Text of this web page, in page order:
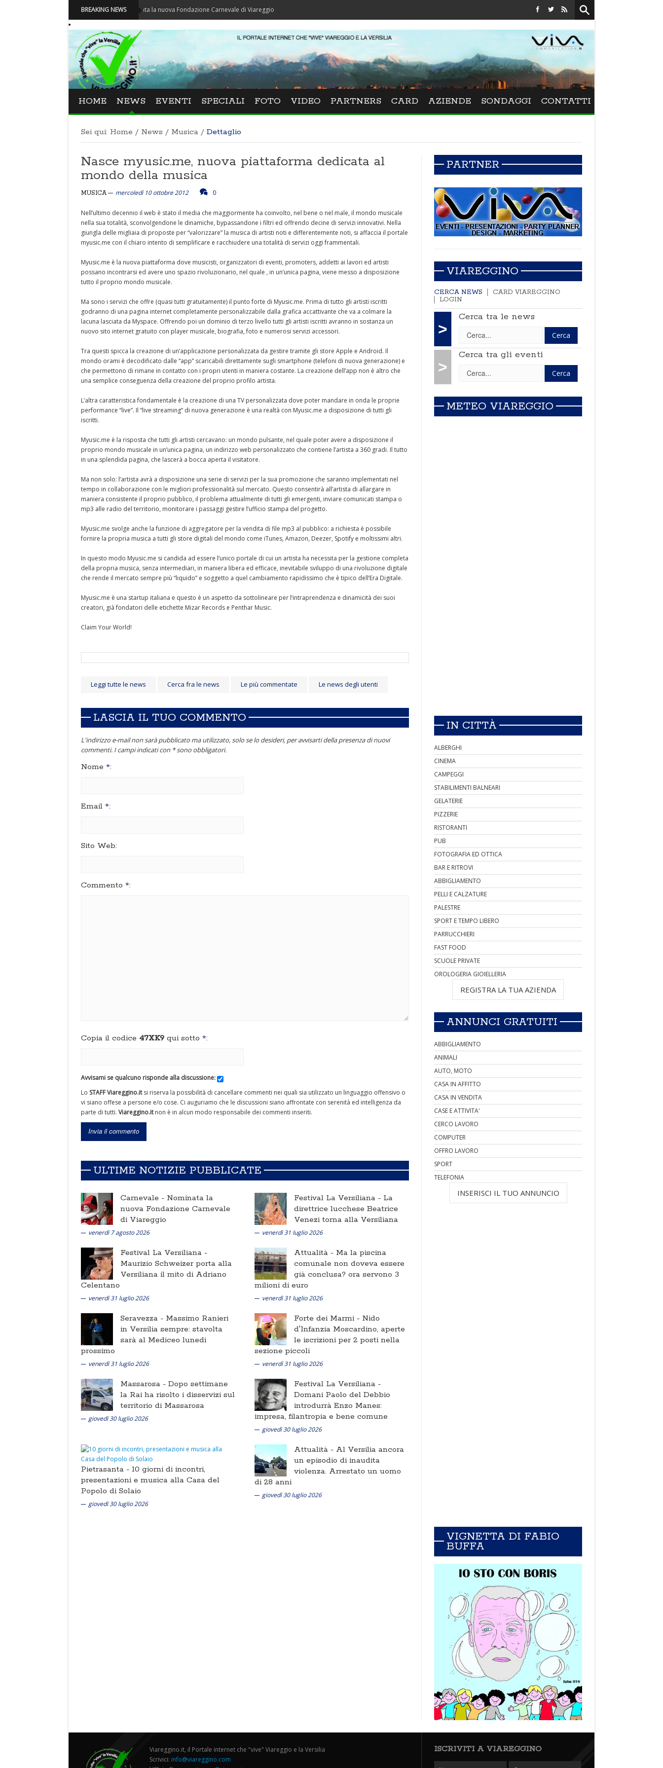
BREAKING NEWS
Carnevale - Nominata la nuova Fondazione Carnevale di Viareggio Festival La Versiliana - La direttrice lucchese Beatrice
HOME NEWS EVENTI SPECIALI FOTO VIDEO PARTNERS CARD AZIENDE SONDAGGI CONTATTI
Sei qui: Home / News / Musica / Dettaglio
Nasce myusic.me, nuova piattaforma dedicata al
mondo della musica
MUSICA mercoledì 10 ottobre 2012 0
Nell’ultimo decennio il web è stato il media che maggiormente ha coinvolto, nel bene o nel male, il mondo musicale
nella sua totalità, sconvolgendone le dinamiche, bypassandone i filtri ed offrendo decine di servizi innovativi. Nella
giungla delle migliaia di proposte per “valorizzare” la musica di artisti noti e differentemente noti, si affaccia il portale
myusic.me con il chiaro intento di semplificare e racchiudere una totalità di servizi oggi frammentali.
Myusic.me è la nuova piattaforma dove musicisti, organizzatori di eventi, promoters, addetti ai lavori ed artisti
possano incontrarsi ed avere uno spazio rivoluzionario, nel quale , in un’unica pagina, viene messo a disposizione
tutto il proprio mondo musicale.
Ma sono i servizi che offre (quasi tutti gratuitamente) il punto forte di Myusic.me. Prima di tutto gli artisti iscritti
godranno di una pagina internet completamente personalizzabile dalla grafica accattivante che va a colmare la
lacuna lasciata da Myspace. Offrendo poi un dominio di terzo livello tutti gli artisti iscritti avranno in sostanza un
nuovo sito internet gratuito con player musicale, biografia, foto e numerosi servizi accessori.
Tra questi spicca la creazione di un’applicazione personalizzata da gestire tramite gli store Apple e Android. Il
mondo orami è decodificato dalle “app” scaricabili direttamente sugli smartphone (telefoni di nuova generazione) e
che permettono di rimane in contatto con i propri utenti in maniera costante. La creazione dell’app non è altro che
una semplice conseguenza della creazione del proprio profilo artista.
L’altra caratteristica fondamentale è la creazione di una TV personalizzata dove poter mandare in onda le proprie
performance “live”. Il “live streaming” di nuova generazione è una realtà con Myusic.me a disposizione di tutti gli
iscritti.
Myusic.me è la risposta che tutti gli artisti cercavano: un mondo pulsante, nel quale poter avere a disposizione il
proprio mondo musicale in un’unica pagina, un indirizzo web personalizzato che contiene l’artista a 360 gradi. Il tutto
in una splendida pagina, che lascerà a bocca aperta il visitatore.
Ma non solo: l’artista avrà a disposizione una serie di servizi per la sua promozione che saranno implementati nel
tempo in collaborazione con le migliori professionalità sul mercato. Questo consentirà all’artista di allargare in
maniera consistente il proprio pubblico, il problema attualmente di tutti gli emergenti, inviare comunicati stampa o
mp3 alle radio del territorio, monitorare i passaggi gestire l’ufficio stampa del progetto.
Myusic.me svolge anche la funzione di aggregatore per la vendita di file mp3 al pubblico: a richiesta è possibile
fornire la propria musica a tutti gli store digitali del mondo come iTunes, Amazon, Deezer, Spotify e moltissimi altri.
In questo modo Myusic.me si candida ad essere l’unico portale di cui un artista ha necessita per la gestione completa
della propria musica, senza intermediari, in maniera libera ed efficace, inevitabile sviluppo di una rivoluzione digitale
che rende il mercato sempre più “liquido” e soggetto a quel cambiamento rapidissimo che è tipico dell’Era Digitale.
Myusic.me è una startup italiana e questo è un aspetto da sottolineare per l’intraprendenza e dinamicità dei suoi
creatori, già fondatori delle etichette Mizar Records e Penthar Music.
Claim Your World!
Leggi tutte le news Cerca fra le news Le più commentate Le news degli utenti
LASCIA IL TUO COMMENTO
L'indirizzo e-mail non sarà pubblicato ma utilizzato, solo se lo desideri, per avvisarti della presenza di nuovi
commenti. I campi indicati con * sono obbligatori.
Nome *:
Email *:
Sito Web:
Commento *:
Copia il codice 47XK9 qui sotto *:
Avvisami se qualcuno risponde alla discussione:
Lo STAFF Viareggino.itsi riserva la possibilità di cancellare commenti nei quali sia utilizzato un linguaggio offensivo o
vi siano offese a persone e/o cose. Ci auguriamo che le discussioni siano affrontate con serenità ed intelligenza da
parte di tutti. Viareggino.itnon è in alcun modo responsabile dei commenti inseriti.
ULTIME NOTIZIE PUBBLICATE
Carnevale - Nominata la
nuova Fondazione Carnevale
di Viareggio
venerdì 7 agosto 2026
Festival La Versiliana - La
direttrice lucchese Beatrice
Venezi torna alla Versiliana
venerdì 31 luglio 2026
Festival La Versiliana -
Maurizio Schweizer porta alla
Versiliana il mito di Adriano
Celentano
venerdì 31 luglio 2026
Attualità - Ma la piscina
comunale non doveva essere
già conclusa? ora servono 3
milioni di euro
venerdì 31 luglio 2026
Seravezza - Massimo Ranieri
in Versilia sempre: stavolta
sarà al Mediceo lunedi
prossimo
venerdì 31 luglio 2026
Forte dei Marmi - Nido
d'Infanzia Moscardino, aperte
le iscrizioni per 2 posti nella
sezione piccoli
venerdì 31 luglio 2026
Massarosa - Dopo settimane
la Rai ha risolto i disservizi sul
territorio di Massarosa
giovedì 30 luglio 2026
Festival La Versiliana -
Domani Paolo del Debbio
introdurrà Enzo Manes:
impresa, filantropia e bene comune
giovedì 30 luglio 2026
Pietrasanta - 10 giorni di incontri,
presentazioni e musica alla Casa del
Popolo di Solaio
giovedì 30 luglio 2026
Attualità - Al Versilia ancora
un episodio di inaudita
violenza. Arrestato un uomo
di 28 anni
giovedì 30 luglio 2026
PARTNER
VIAREGGINO
CERCA NEWS
CARD VIAREGGINO
LOGIN
>
Cerca tra le news
>
Cerca tra gli eventi
METEO VIAREGGIO
IN CITTÀ
ALBERGHI
CINEMA
CAMPEGGI
STABILIMENTI BALNEARI
GELATERIE
PIZZERIE
RISTORANTI
PUB
FOTOGRAFIA ED OTTICA
BAR E RITROVI
ABBIGLIAMENTO
PELLI E CALZATURE
PALESTRE
SPORT E TEMPO LIBERO
PARRUCCHIERI
FAST FOOD
SCUOLE PRIVATE
OROLOGERIA GIOIELLERIA
REGISTRA LA TUA AZIENDA
ANNUNCI GRATUITI
ABBIGLIAMENTO
ANIMALI
AUTO, MOTO
CASA IN AFFITTO
CASA IN VENDITA
CASE E ATTIVITA'
CERCO LAVORO
COMPUTER
OFFRO LAVORO
SPORT
TELEFONIA
INSERISCI IL TUO ANNUNCIO
VIGNETTA DI FABIO
BUFFA
Viareggino.it, il Portale internet che "vive" Viareggio e la Versilia
Scrivici: info@viareggino.com
ISCRIVITI A VIAREGGINO